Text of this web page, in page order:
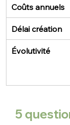
Coûts annuels
Délai création
Évolutivité
5